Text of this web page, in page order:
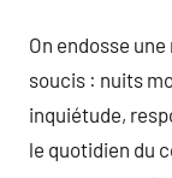
On endosse
soucis : nuits
inquiétude,
le quotidien du